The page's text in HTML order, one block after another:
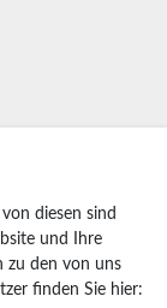
diesen sind
und Ihre
zu den von uns
finden Sie hier: